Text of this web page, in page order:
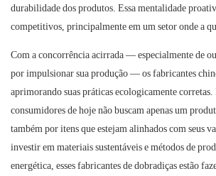
durabilidade dos produtos. Essa mentalidade
competitivos, principalmente em um setor onde a
Com a concorrência acirrada — especialmente de
por impulsionar sua produção — os fabricantes
aprimorando suas práticas ecologicamente corretas.
consumidores de hoje não buscam apenas um
também por itens que estejam alinhados com seus
investir em materiais sustentáveis ​​e métodos de
energética, esses fabricantes de dobradiças estão